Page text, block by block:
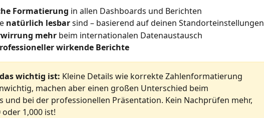
Formatierung in allen Dashboards und Berichten
natürlich lesbar sind – basierend auf deinen Standorteinstellungen
mehr beim internationalen Datenaustausch
wirkende Berichte
wichtig ist: Kleine Details wie korrekte Zahlenformatierung
machen aber einen großen Unterschied beim
und bei der professionellen Präsentation. Kein Nachprüfen mehr,
oder 1,000 ist!